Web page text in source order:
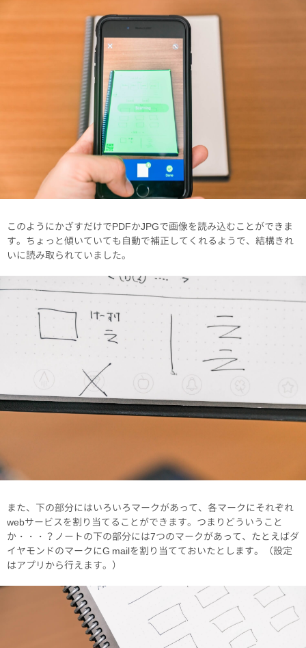
このようにかざすだけでPDFかJPGで画像を読み込むことができま
す。ちょっと傾いていても自動で補正してくれるようで、結構きれ
いに読み取られていました。
また、下の部分にはいろいろマークがあって、各マークにそれぞれ
webサービスを割り当てることができます。つまりどういうこと
か・・・？ノートの下の部分には7つのマークがあって、たとえばダ
イヤモンドのマークにG mailを割り当てておいたとします。（設定
はアプリから行えます。）